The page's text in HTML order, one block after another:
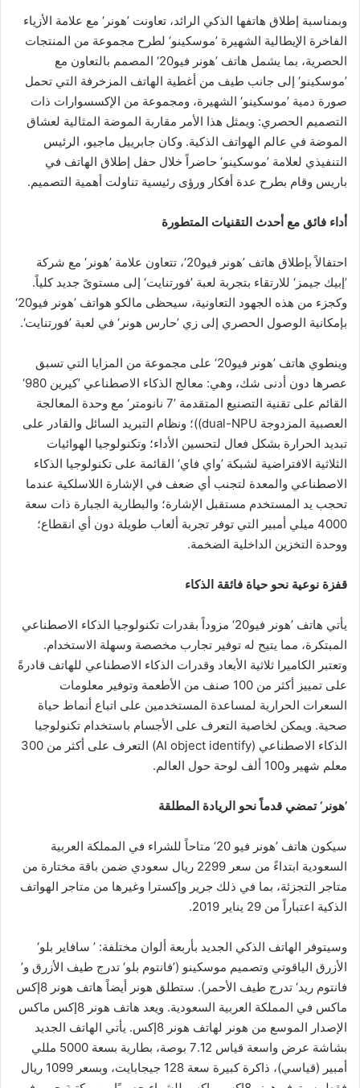
وبمناسبة إطلاق هاتفها الذكي الرائد، تعاونت ’هونر‘ مع علامة الأزياء
الفاخرة الإيطالية الشهيرة ’موسكينو‘ لطرح مجموعة من المنتجات
الحصرية، بما يشمل هاتف ’هونر فيو20‘ المصمم بالتعاون مع
’موسكينو‘ إلى جانب طيف من أغطية الهاتف المزخرفة التي تحمل
صورة دمية ’موسكينو‘ الشهيرة، ومجموعة من الإكسسوارات ذات
التصميم الحصري: ويمثل هذا الأمر مقاربة الموضة المثالية لعشاق
الموضة في عالم الهواتف الذكية. وكان جابرييل ماجيو، الرئيس
التنفيذي لعلامة ’موسكينو‘ حاضراً خلال حفل إطلاق الهاتف في
باريس وقام بطرح عدة أفكار ورؤى رئيسية تناولت أهمية التصميم.
أداء فائق مع أحدث التقنيات المتطورة
احتفالاً بإطلاق هاتف ’هونر فيو20‘، تتعاون علامة ’هونر‘ مع شركة
’إبيك جيمز‘ للارتقاء بتجربة لعبة ’فورتنايت‘ إلى مستوىً جديد كلياً.
وكجزء من هذه الجهود التعاونية، سيحظى مالكو هواتف ’هونر فيو20‘
بإمكانية الوصول الحصري إلى زي ’حارس هونر‘ في لعبة ’فورتنايت‘.
وينطوي هاتف ’هونر فيو20‘ على مجموعة من المزايا التي تسبق
عصرها دون أدنى شك، وهي: معالج الذكاء الاصطناعي ’كيرين 980‘
القائم على تقنية التصنيع المتقدمة ’7 نانومتر‘ مع وحدة المعالجة
العصبية المزدوجة dual-NPU))؛ ونظام التبريد السائل والقادر على
تبديد الحرارة بشكل فعال لتحسين الأداء؛ وتكنولوجيا الهوائيات
الثلاثية الافتراضية لشبكة ’واي فاي‘ القائمة على تكنولوجيا الذكاء
الاصطناعي والمعدة لتجنب أي ضعف في الإشارة اللاسلكية عندما
تحجب يد المستخدم مستقبل الإشارة؛ والبطارية الجبارة ذات سعة
4000 ميلي أمبير التي توفر تجربة ألعاب طويلة دون أي انقطاع؛
ووحدة التخزين الداخلية الضخمة.
قفزة نوعية نحو حياة فائقة الذكاء
يأتي هاتف ’هونر فيو20‘ مزوداً بقدرات تكنولوجيا الذكاء الاصطناعي
المبتكرة، مما يتيح له توفير تجارب مخصصة وسهلة الاستخدام.
وتعتبر الكاميرا ثلاثية الأبعاد وقدرات الذكاء الاصطناعي للهاتف قادرةً
على تمييز أكثر من 100 صنف من الأطعمة وتوفير معلومات
السعرات الحرارية لمساعدة المستخدمين على اتباع أنماط حياة
صحية. ويمكن لخاصية التعرف على الأجسام باستخدام تكنولوجيا
الذكاء الاصطناعي (AI object identify) التعرف على أكثر من 300
معلم شهير و100 ألف لوحة حول العالم.
’هونر‘ تمضي قدماً نحو الريادة المطلقة
سيكون هاتف ’هونر فيو 20‘ متاحاً للشراء في المملكة العربية
السعودية ابتداءً من سعر 2299 ريال سعودي ضمن باقة مختارة من
متاجر التجزئة، بما في ذلك جرير وإكسترا وغيرها من متاجر الهواتف
الذكية اعتباراً من 29 يناير 2019.
وسيتوفر الهاتف الذكي الجديد بأربعة ألوان مختلفة: ’ سافاير بلو‘
الأزرق الياقوتي وتصميم موسكينو (’فانتوم بلو‘ تدرج طيف الأزرق و’
فانتوم ريد‘ تدرج طيف الأحمر). ستطلق هونر أيضاً هاتف هونر 8إكس
ماكس في المملكة العربية السعودية. ويعد هاتف هونر 8إكس ماكس
الإصدار الموسع من هونر لهاتف هونر 8إكس. يأتي الهاتف الجديد
بشاشة عرض واسعة قياس 7.12 بوصة، بطارية بسعة 5000 مللي
أمبير (قياسي)، ذاكرة كبيرة سعة 128 جيجابايت، وبسعر 1099 ريال